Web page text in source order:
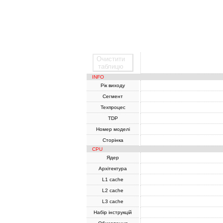
Очистити
таблицю
INFO
Рік виходу
Сегмент
Техпроцес
TDP
Номер моделі
Сторінка
CPU
Ядер
Архітектура
L1 cache
L2 cache
L3 cache
Набір інструкцій